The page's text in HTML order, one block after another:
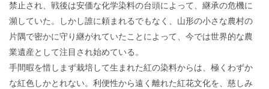
禁止され、戦後は安価な化学染料の台頭によって、継承の危機に
瀕していた。しかし誰に頼まれるでもなく、山形の小さな農村の
片隅で密かに守り継がれていたことによって、今では世界的な農
業遺産として注目され始めている。
手間暇を惜しまず栽培して生まれた紅の染料からは、極くわずか
な紅色しかとれない。利便性から遠く離れた紅花文化を、慈しみ